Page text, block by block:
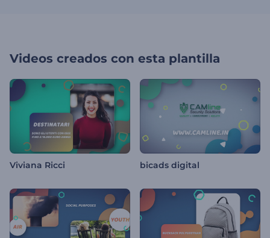
Videos creados con esta plantilla
Viviana Ricci bicads digital